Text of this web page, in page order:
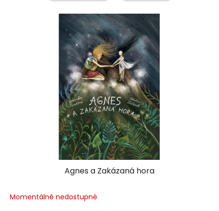
Agnes a Zakázaná hora
Momentálně nedostupné